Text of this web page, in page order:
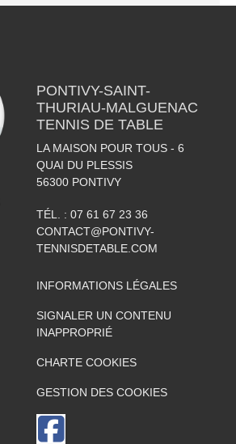
PONTIVY-SAINT-
THURIAU-MALGUENAC
TENNIS DE TABLE
LA MAISON POUR TOUS - 6
QUAI DU PLESSIS
56300 PONTIVY
TÉL. : 07 61 67 23 36
CONTACT@PONTIVY-
TENNISDETABLE.COM
INFORMATIONS LÉGALES
SIGNALER UN CONTENU
INAPPROPRIÉ
CHARTE COOKIES
GESTION DES COOKIES